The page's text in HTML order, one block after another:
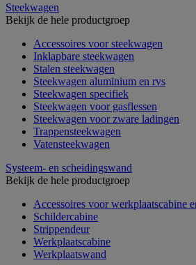
Steekwagen
Bekijk de hele productgroep
Accessoires voor steekwagen
Inklapbare steekwagen
Stalen steekwagen
Steekwagen aluminium en rvs
Steekwagen specifiek
Steekwagen voor gasflessen
Steekwagen voor zware ladingen
Trappensteekwagen
Vatensteekwagen
Systeem- en scheidingswand
Bekijk de hele productgroep
Accessoires voor werkplaatscabine
Schildercabine
Strippendeur
Werkplaatscabine
Werkplaatswand